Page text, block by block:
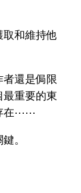
取和維持他
者還是侷限
重要的東
在⋯⋯
。